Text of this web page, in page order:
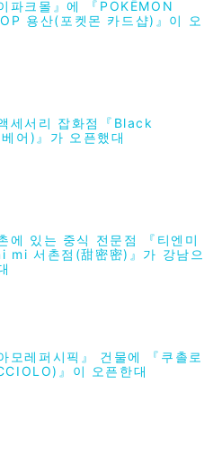
파크몰』에 『POKĒMON
용산(포켓몬 카드샵)』이 오
세서리 잡화점『Black
어)』가 오픈했대
에 있는 중식 전문점 『티엔미
mi 서촌점(甜密密)』가 강남으
모레퍼시픽』 건물에 『쿠촐로
』이 오픈한대